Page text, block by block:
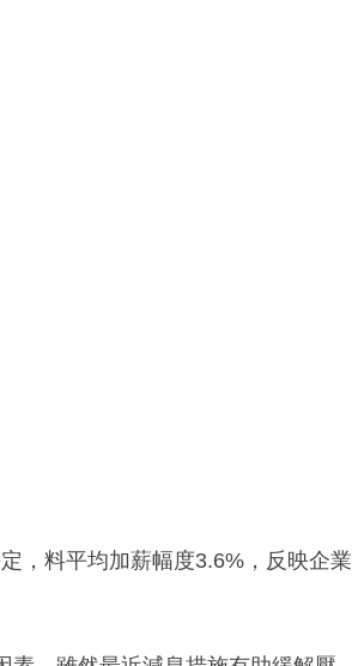
，料平均加薪幅度3.6%，反映企業